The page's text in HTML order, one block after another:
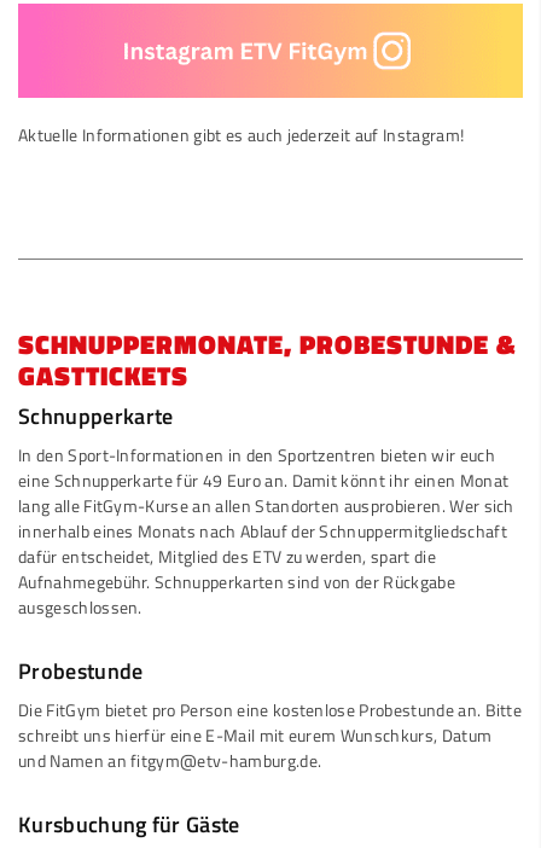
Aktuelle Informationen gibt es auch jederzeit auf Instagram!
SCHNUPPERMONATE, PROBESTUNDE &
GASTTICKETS
Schnupperkarte
In den Sport-Informationen in den Sportzentren bieten wir euch
eine Schnupperkarte für 49 Euro an. Damit könnt ihr einen Monat
lang alle FitGym-Kurse an allen Standorten ausprobieren. Wer sich
innerhalb eines Monats nach Ablauf der Schnuppermitgliedschaft
dafür entscheidet, Mitglied des ETV zu werden, spart die
Aufnahmegebühr. Schnupperkarten sind von der Rückgabe
ausgeschlossen.
Probestunde
Die FitGym bietet pro Person eine kostenlose Probestunde an. Bitte
schreibt uns hierfür eine E-Mail mit eurem Wunschkurs, Datum
und Namen anfitgym@etv-hamburg.de.
Kursbuchung für Gäste